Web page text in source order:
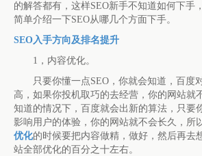
的解答都有，这样SEO新手不知道如何下手
简单介绍一下SEO从哪几个方面下手。
SEO入手方向及排名提升
1，内容优化。
只要你懂一点SEO，你就会知道，百度
高，如果你投机取巧的去经营，你的网站就
知道的情况下，百度就会出新的算法，只要
影响用户的体验，你的网站就不会长久，所
优化的时候要把内容做精，做好，然后再去
站全部优化的百分之十左右。